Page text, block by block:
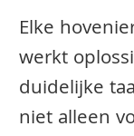
Elke
werkt
duidelijke
niet alleen